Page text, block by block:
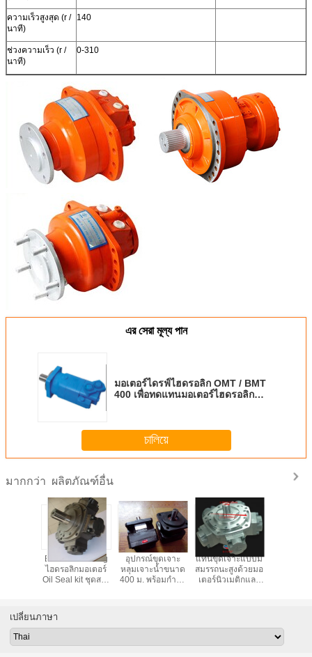
ความเร็วสูงสุด (r /
นาที)
140
ช่วงความเร็ว (r /
นาที)
0-310
এর সেরা মূল্য পান
มอเตอร์ไดรฟ์ไฮดรอลิก OMT / BMT
400 เพื่อทดแทนมอเตอร์ไฮดรอลิก
চালিয়ে
มากกว่า ผลิตภัณฑ์อื่น
Excavator Swing
ไฮดรอลิกมอเตอร์
Oil Seal kit ชุดสวิง
อุปกรณ์ขุดเจาะ
หลุมเจาะน้ำขนาด
400 ม. พร้อมกำลัง
แท่นขุดเจาะแบบมี
สมรรถนะสูงด้วยมอ
เตอร์นิวเมติกและ
เปลี่ยนภาษา